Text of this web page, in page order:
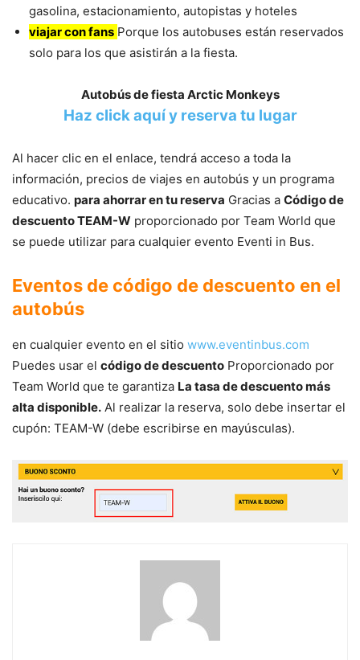
gasolina, estacionamiento, autopistas y hoteles
viajar con fans Porque los autobuses están reservados
solo para los que asistirán a la fiesta.
Autobús de fiesta Arctic Monkeys
Haz click aquí y reserva tu lugar
Al hacer clic en el enlace, tendrá acceso a toda la
información, precios de viajes en autobús y un programa
educativo. para ahorrar en tu reserva Gracias a Código de
descuento TEAM-W proporcionado por Team World que
se puede utilizar para cualquier evento Eventi in Bus.
Eventos de código de descuento en el
autobús
en cualquier evento en el sitio www.eventinbus.com
Puedes usar el código de descuento Proporcionado por
Team World que te garantiza La tasa de descuento más
alta disponible. Al realizar la reserva, solo debe insertar el
cupón: TEAM-W (debe escribirse en mayúsculas).